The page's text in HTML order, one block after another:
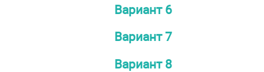
Вариант 6
Вариант 7
Вариант 8